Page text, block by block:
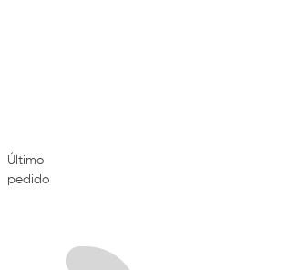
Último
pedido